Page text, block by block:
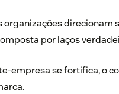
organizações direcionam
por laços
empresa se fortifica, o